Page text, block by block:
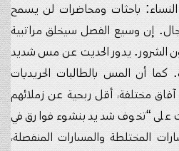
باحثات ومحاضرات لن يسمح
إن وسيع الفصل سيخلق مراتبية
الشرور. يدور الحديث عن مس شديد
كما أن المس بالطالبات الحريديات
مختلفة، أقل ربحية عن زملائهم
على “تخوف شديد بنشوء فوارق في
المختلطة والمسارات المنفصلة،